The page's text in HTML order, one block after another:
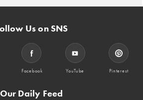
Us on SNS
Facebook YouTube Pinterest
Our Daily Feed